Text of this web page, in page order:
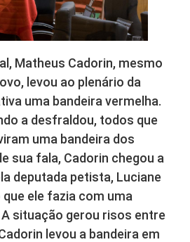
Matheus Cadorin, mesmo
levou ao plenário da
uma bandeira vermelha.
a desfraldou, todos que
uma bandeira dos
sua fala, Cadorin chegou a
deputada petista, Luciane
ele fazia com uma
A situação gerou risos entre
levou a bandeira em